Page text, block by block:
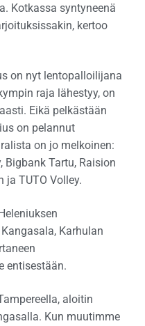
Kotkassa syntyneenä
kertoo
on nyt lentopalloilijana
raja lähestyy, on
Eikä pelkästään
on pelannut
on jo melkoinen:
Bigbank Tartu, Raision
ja TUTO Volley.
Karhulan
entisestään.
aloitin
Kun muutimme